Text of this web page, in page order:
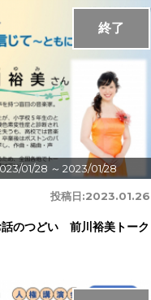
01/28 ～ 2023/01/28
終了
投稿日:2023.01.26
のつどい 前川裕美トーク